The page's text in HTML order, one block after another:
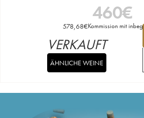
460€
578,68€Kommission mit
VERKAUFT
ÄHNLICHE WEINE